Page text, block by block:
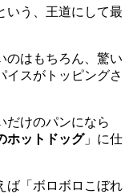
いう、王道にして最
のはもちろん、驚い
イスがトッピングさ
だけのパンになら
ホットドッグ」に仕
ば「ボロボロこぼれ